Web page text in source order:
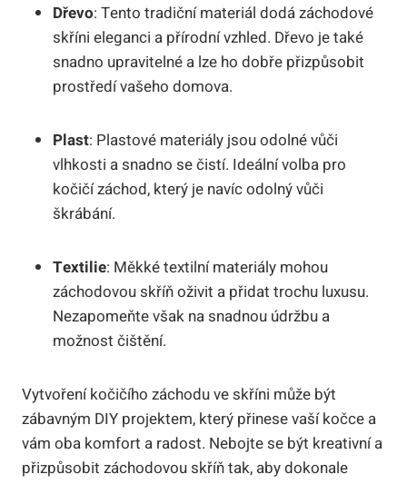
Dřevo: Tento tradiční materiál dodá záchodové
skříni eleganci a přírodní vzhled. Dřevo je také
snadno upravitelné a lze ho dobře přizpůsobit
prostředí vašeho domova.
Plast: Plastové materiály jsou odolné vůči
vlhkosti a snadno se čistí. Ideální volba pro
kočičí záchod, který je navíc odolný vůči
škrábání.
Textilie: Měkké textilní materiály mohou
záchodovou skříň oživit a přidat trochu luxusu.
Nezapomeňte však na snadnou údržbu a
možnost čištění.
Vytvoření kočičího záchodu ve skříni může být
zábavným DIY projektem, který přinese vaší kočce a
vám oba komfort a radost. Nebojte se být kreativní a
přizpůsobit záchodovou skříň tak, aby dokonale